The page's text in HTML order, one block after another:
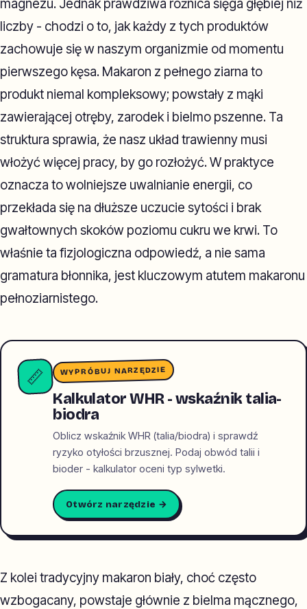
magnezu. Jednak prawdziwa różnica sięga głębiej niż
liczby - chodzi o to, jak każdy z tych produktów
zachowuje się w naszym organizmie od momentu
pierwszego kęsa. Makaron z pełnego ziarna to
produkt niemal kompleksowy; powstały z mąki
zawierającej otręby, zarodek i bielmo pszenne. Ta
struktura sprawia, że nasz układ trawienny musi
włożyć więcej pracy, by go rozłożyć. W praktyce
oznacza to wolniejsze uwalnianie energii, co
przekłada się na dłuższe uczucie sytości i brak
gwałtownych skoków poziomu cukru we krwi. To
właśnie ta fizjologiczna odpowiedź, a nie sama
gramatura błonnika, jest kluczowym atutem makaronu
pełnoziarnistego.
📏 WYPRÓBUJ NARZĘDZIE
Kalkulator WHR - wskaźnik talia-
biodra
Oblicz wskaźnik WHR (talia/biodra) i sprawdź
ryzyko otyłości brzusznej. Podaj obwód talii i
bioder - kalkulator oceni typ sylwetki.
Otwórz narzędzie →
Z kolei tradycyjny makaron biały, choć często
wzbogacany, powstaje głównie z bielma mącznego,